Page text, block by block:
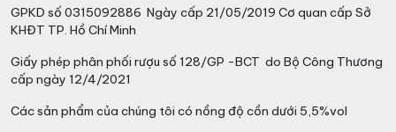
GPKD số 0315092886 Ngày cấp 21/05/2019 Cơ quan cấp Sở
KHĐT TP. Hồ Chí Minh
Giấy phép phân phối rượu số 128/GP -BCT do Bộ Công Thương
cấp ngày 12/4/2021
Các sản phẩm của chúng tôi có nồng độ cồn dưới 5,5%vol